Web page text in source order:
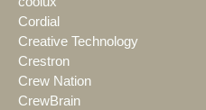
Cordial
Creative Technology
Crestron
Crew Nation
CrewBrain